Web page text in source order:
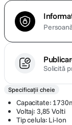
10. insta 360
Solicită
Specificații cheie
Capacitate:
Voltaj: 3,85 Volti
Tip celula: Li-Ion